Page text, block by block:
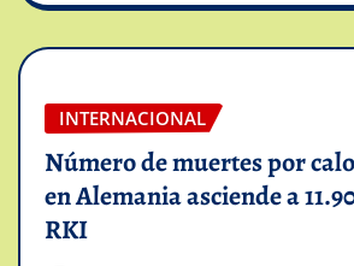
INTERNACIONAL
Número de muertes por
en Alemania asciende a
RKI